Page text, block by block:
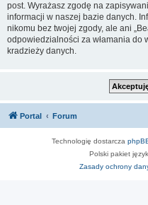
post. Wyrażasz zgodę na
informacji w naszej bazie danych.
nikomu bez twojej zgody, ale ani
odpowiedzialności za włamania do
kradzieży danych.
Portal Forum
Technologię dostarcza
Polski pakiet
Zasady ochrony